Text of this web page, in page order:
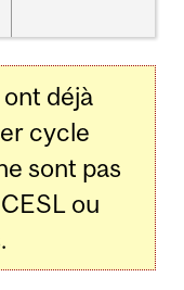
déjà
cycle
sont pas
ou